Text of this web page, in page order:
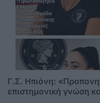
Γ.Σ. Ηπιόνη:
επιστημονική γνώση